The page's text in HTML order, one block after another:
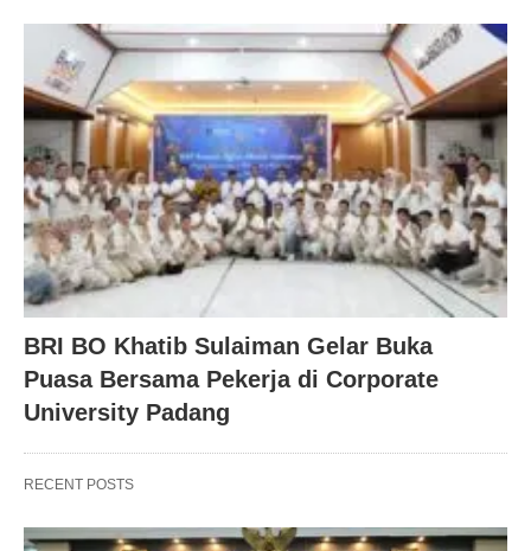
BRI BO Khatib Sulaiman Gelar Buka
Puasa Bersama Pekerja di Corporate
University Padang
RECENT POSTS